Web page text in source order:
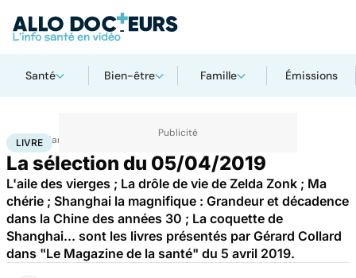
Santé Bien-être Famille Émissions
Accueil Santé
LIVRE
La sélection du 05/04/2019
L'aile des vierges ; La drôle de vie de Zelda Zonk ; Ma
chérie ; Shanghai la magnifique : Grandeur et décadence
dans la Chine des années 30 ; La coquette de
Shanghai... sont les livres présentés par Gérard Collard
dans "Le Magazine de la santé" du 5 avril 2019.